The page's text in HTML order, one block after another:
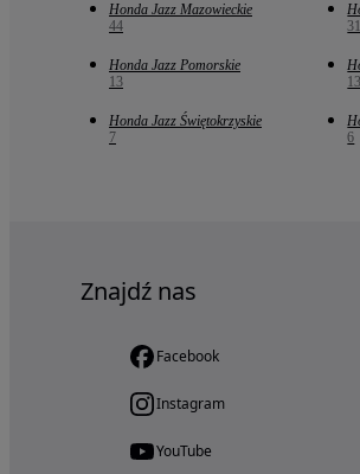
Honda Jazz Mazowieckie
44
31
Honda Jazz Pomorskie
13
13
Honda Jazz Świętokrzyskie
7
6
Znajdź nas
Facebook
Instagram
YouTube